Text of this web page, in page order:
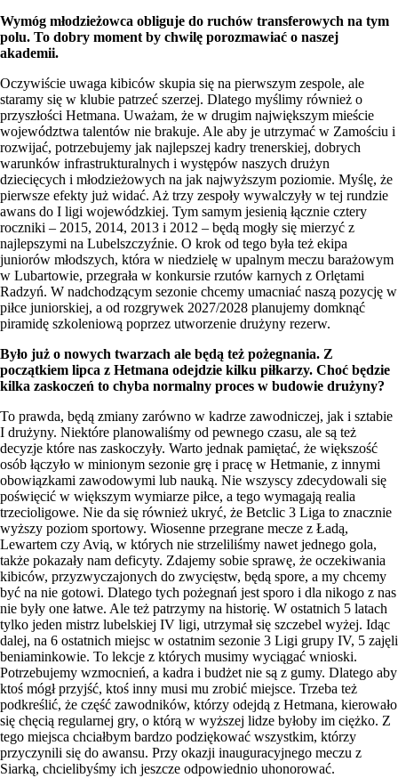
Wymóg młodzieżowca obliguje do ruchów transferowych na tym
polu. To dobry moment by chwilę porozmawiać o naszej
akademii.
Oczywiście uwaga kibiców skupia się na pierwszym zespole, ale
staramy się w klubie patrzeć szerzej. Dlatego myślimy również o
przyszłości Hetmana. Uważam, że w drugim największym mieście
województwa talentów nie brakuje. Ale aby je utrzymać w Zamościu i
rozwijać, potrzebujemy jak najlepszej kadry trenerskiej, dobrych
warunków infrastrukturalnych i występów naszych drużyn
dziecięcych i młodzieżowych na jak najwyższym poziomie. Myślę, że
pierwsze efekty już widać. Aż trzy zespoły wywalczyły w tej rundzie
awans do I ligi wojewódzkiej. Tym samym jesienią łącznie cztery
roczniki – 2015, 2014, 2013 i 2012 – będą mogły się mierzyć z
najlepszymi na Lubelszczyźnie. O krok od tego była też ekipa
juniorów młodszych, która w niedzielę w upalnym meczu barażowym
w Lubartowie, przegrała w konkursie rzutów karnych z Orlętami
Radzyń. W nadchodzącym sezonie chcemy umacniać naszą pozycję w
piłce juniorskiej, a od rozgrywek 2027/2028 planujemy domknąć
piramidę szkoleniową poprzez utworzenie drużyny rezerw.
Było już o nowych twarzach ale będą też pożegnania. Z
początkiem lipca z Hetmana odejdzie kilku piłkarzy. Choć będzie
kilka zaskoczeń to chyba normalny proces w budowie drużyny?
To prawda, będą zmiany zarówno w kadrze zawodniczej, jak i sztabie
I drużyny. Niektóre planowaliśmy od pewnego czasu, ale są też
decyzje które nas zaskoczyły. Warto jednak pamiętać, że większość
osób łączyło w minionym sezonie grę i pracę w Hetmanie, z innymi
obowiązkami zawodowymi lub nauką. Nie wszyscy zdecydowali się
poświęcić w większym wymiarze piłce, a tego wymagają realia
trzecioligowe. Nie da się również ukryć, że Betclic 3 Liga to znacznie
wyższy poziom sportowy. Wiosenne przegrane mecze z Ładą,
Lewartem czy Avią, w których nie strzeliliśmy nawet jednego gola,
także pokazały nam deficyty. Zdajemy sobie sprawę, że oczekiwania
kibiców, przyzwyczajonych do zwycięstw, będą spore, a my chcemy
być na nie gotowi. Dlatego tych pożegnań jest sporo i dla nikogo z nas
nie były one łatwe. Ale też patrzymy na historię. W ostatnich 5 latach
tylko jeden mistrz lubelskiej IV ligi, utrzymał się szczebel wyżej. Idąc
dalej, na 6 ostatnich miejsc w ostatnim sezonie 3 Ligi grupy IV, 5 zajęli
beniaminkowie. To lekcje z których musimy wyciągać wnioski.
Potrzebujemy wzmocnień, a kadra i budżet nie są z gumy. Dlatego aby
ktoś mógł przyjść, ktoś inny musi mu zrobić miejsce. Trzeba też
podkreślić, że część zawodników, którzy odejdą z Hetmana, kierowało
się chęcią regularnej gry, o którą w wyższej lidze byłoby im ciężko. Z
tego miejsca chciałbym bardzo podziękować wszystkim, którzy
przyczynili się do awansu. Przy okazji inauguracyjnego meczu z
Siarką, chcielibyśmy ich jeszcze odpowiednio uhonorować.